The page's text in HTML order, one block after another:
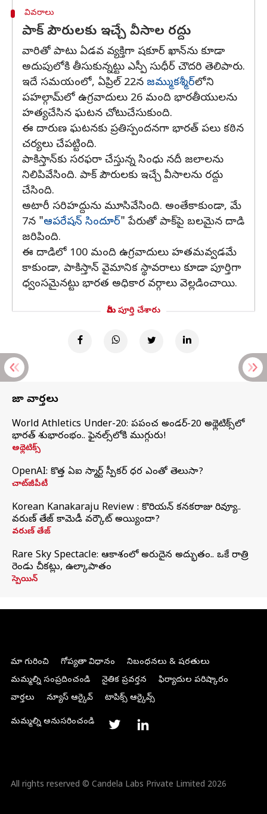
వివరాలు
పాక్ పౌరులకు ఇచ్చే వీసాల రద్దు
వారితో పాటు ఏడవ వ్యక్తిగా షకూర్ ఖాన్‌ను కూడా
అదుపులోకి తీసుకున్నట్టు ఎస్పీ సుధీర్ చౌదరి తెలిపారు.
ఇదే సమయంలో, ఏప్రిల్ 22న జమ్ముకశ్మీర్‌లోని
పహల్గామ్‌లో ఉగ్రవాదులు 26 మంది భారతీయులను
హత్యచేసిన ఘటన చోటుచేసుకుంది.
ఈ దారుణ ఘటనకు ప్రతిస్పందనగా భారత్ పలు కఠిన
చర్యలు చేపట్టింది.
పాకిస్తాన్‌కు సరఫరా చేస్తున్న సింధు నదీ జలాలను
నిలిపివేసింది. పాక్ పౌరులకు ఇచ్చే వీసాలను రద్దు
చేసింది.
అటారీ సరిహద్దును మూసివేసింది. అంతేకాకుండా, మే
7న "ఆపరేషన్ సిందూర్" పేరుతో పాక్‌పై బలమైన దాడి
జరిపింది.
ఈ దాడిలో 100 మంది ఉగ్రవాదులు హతమవ్వడమే
కాకుండా, పాకిస్తాన్ వైమానిక స్థావరాలు కూడా పూర్తిగా
ధ్వంసమైనట్టు భారత అధికార వర్గాలు వెల్లడించాయి.
మీరు పూర్తి చేశారు
తాజా వార్తలు
World Athletics Under-20: ప్రపంచ అండర్-20 అథ్లెటిక్స్‌లో
భారత్‌ శుభారంభం.. ఫైనల్స్‌లోకి ముగ్గురు!
అథ్లెటిక్స్
OpenAI: కొత్త ఏఐ స్మార్ట్ స్పీకర్ ధర ఎంతో తెలుసా?
చాట్‌జీపీటీ
Korean Kanakaraju Review : కొరియన్ కనకరాజు రివ్యూ..
వరుణ్ తేజ్ కామెడీ వర్కౌట్ అయ్యిందా?
వరుణ్ తేజ్
Rare Sky Spectacle: ఆకాశంలో అరుదైన అద్భుతం.. ఒకే రాత్రి
రెండు చీకట్లు, ఉల్కాపాతం
స్పెయిన్
మా గురించి గోప్యతా విధానం
నిబంధనలు & షరతులు
మమ్మల్ని సంప్రదించండి
నైతిక ప్రవర్తన
ఫిర్యాదుల పరిష్కారం
వార్తలు
న్యూస్ ఆర్కైవ్ టాపిక్స్ ఆర్కైవ్స్
మమ్మల్ని అనుసరించండి
All rights reserved © Candela Labs Private Limited 2026